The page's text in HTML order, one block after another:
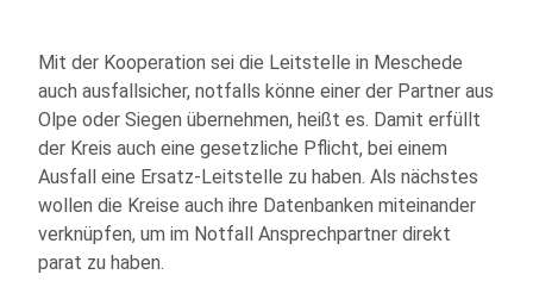
Mit der Kooperation sei die Leitstelle in Meschede
auch ausfallsicher, notfalls könne einer der Partner aus
Olpe oder Siegen übernehmen, heißt es. Damit erfüllt
der Kreis auch eine gesetzliche Pflicht, bei einem
Ausfall eine Ersatz-Leitstelle zu haben. Als nächstes
wollen die Kreise auch ihre Datenbanken miteinander
verknüpfen, um im Notfall Ansprechpartner direkt
parat zu haben.